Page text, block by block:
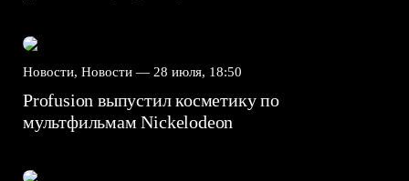
Новости, Новости — 28 июля, 18:50
Profusion выпустил косметику по
мультфильмам Nickelodeon